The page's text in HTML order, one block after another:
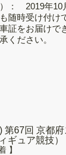
： 2019年10
随時受け付け
証をお届けで
ください。
67回 京都府
ュア競技）
】